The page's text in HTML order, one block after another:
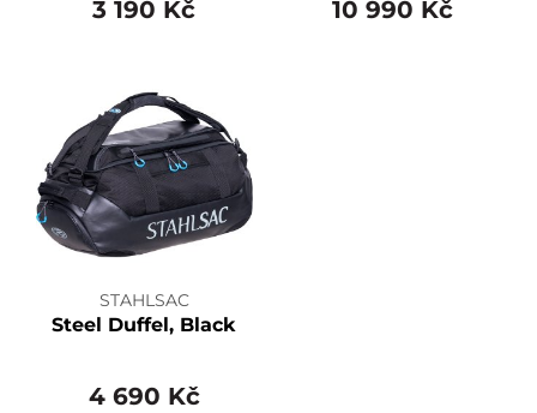
3 190 Kč 10 990 Kč
STAHLSAC
Steel Duffel, Black
4 690 Kč